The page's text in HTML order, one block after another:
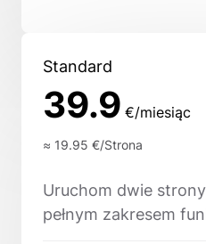
Standard
39.9 €/miesiąc
≈ 19.95 €/Strona
Uruchom dwie
pełnym zakresem